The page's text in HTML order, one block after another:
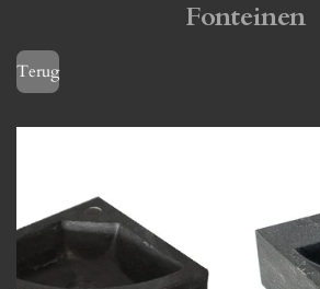
Fonteinen
Terug